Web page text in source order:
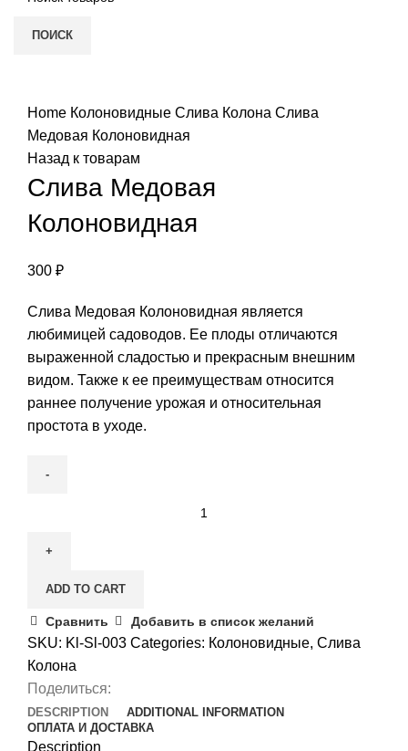
ПОИСК
Home Колоновидные Слива Колона Слива
Медовая Колоновидная
Назад к товарам
Слива Медовая
Колоновидная
300 ₽
Слива Медовая Колоновидная является
любимицей садоводов. Ее плоды отличаются
выраженной сладостью и прекрасным внешним
видом. Также к ее преимуществам относится
раннее получение урожая и относительная
простота в уходе.
Колоновидная
ADD TO CART
Сравнить Добавить в список желаний
SKU: Kl-Sl-003 Categories: Колоновидные, Слива
Колона
Поделиться:
DESCRIPTION
ADDITIONAL INFORMATION
ОПЛАТА И ДОСТАВКА
Description